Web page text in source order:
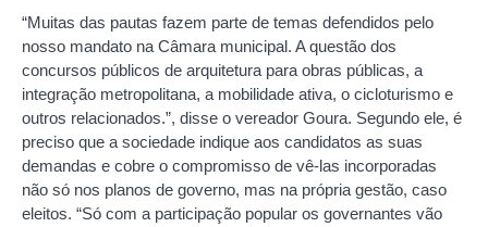
“Muitas das pautas fazem parte de temas defendidos pelo
nosso mandato na Câmara municipal. A questão dos
concursos públicos de arquitetura para obras públicas, a
integração metropolitana, a mobilidade ativa, o cicloturismo e
outros relacionados.”, disse o vereador Goura. Segundo ele, é
preciso que a sociedade indique aos candidatos as suas
demandas e cobre o compromisso de vê-las incorporadas
não só nos planos de governo, mas na própria gestão, caso
eleitos. “Só com a participação popular os governantes vão